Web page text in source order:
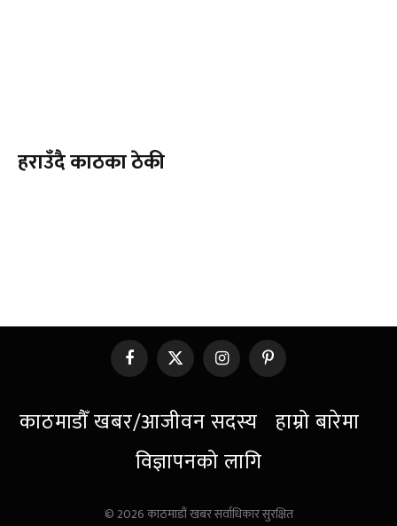
हराउँदै काठका ठेकी
Facebook
X
(Twitter)
InstagramPinterest
काठमाडौँ खबर/आजीवन सदस्य हाम्रो बारेमा
विज्ञापनको लागि
© 2026 काठमाडौं खबर सर्वाधिकार सुरक्षित